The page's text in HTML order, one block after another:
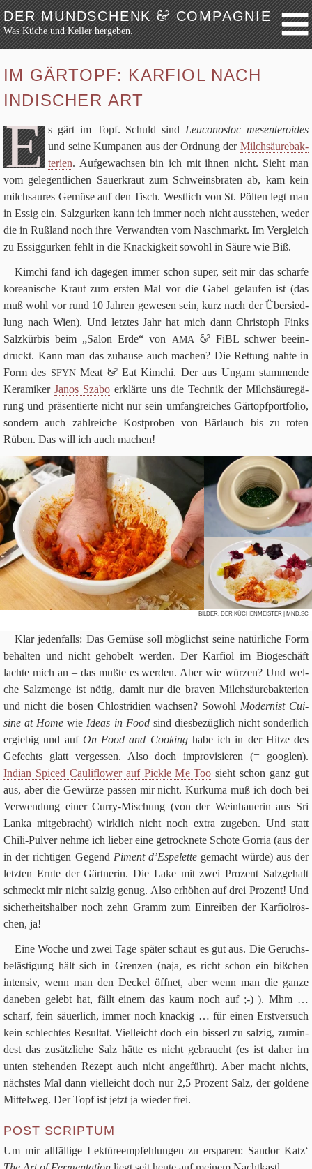
DER MUNDSCHENK&COMPAGNIE
Was Küche und Keller hergeben.
Weiter zum Inhalt
Festmahl
Küche
Keller
Lokalbesuch
Markttag
Hortikultur
Werkzeug
Bibliothek
Schaustücke
Potpourri
Rezepte
Über uns
Suchen nach:
IM GÄRTOPF: KARFIOL NACH
INDISCHER ART
E s gärt im Topf. Schuld sind Leu­co­no­stoc mes­en­te­ro­ides
und seine Kum­pa­nen aus der Ord­nung der Milch­säu­re­bak­
te­rien. Auf­ge­wach­sen bin ich mit ihnen nicht. Sieht man
vom gele­gent­li­chen Sau­er­kraut zum Schweins­bra­ten ab, kam kein
milch­sau­res Gemüse auf den Tisch. West­lich von St. Pöl­ten legt man
in Essig ein. Salz­gur­ken kann ich immer noch nicht aus­ste­hen, weder
die in Ruß­land noch ihre Ver­wand­ten vom Nasch­markt. Im Ver­gleich
zu Essig­gur­ken fehlt in die Knackig­keit sowohl in Säure wie Biß.
Kim­chi fand ich dage­gen immer schon super, seit mir das scharfe
korea­ni­sche Kraut zum ersten Mal vor die Gabel gelau­fen ist (das
muß wohl vor rund 10 Jah­ren gewe­sen sein, kurz nach der Über­sied­
lung nach Wien). Und letz­tes Jahr hat mich dann Chri­stoph Finks
Salz­kür­bis beim „Salon Erde“ von
AMA &FiBL schwer beein­
druckt. Kann man das zuhause auch machen? Die Ret­tung nahte in
Form des SFYNMeat &Eat Kim­chi. Der aus Ungarn stam­mende
Kera­mi­ker Janos Szabo erklärte uns die Tech­nik der Milch­säu­re­gä­
rung und prä­sen­tierte nicht nur sein umfang­rei­ches Gär­topf­port­fo­lio,
son­dern auch zahl­rei­che Kost­pro­ben von Bär­lauch bis zu roten
Rüben. Das will ich auch machen!
BIL­DER: DER KÜCHENMEISTER | MND.SC
Klar jeden­falls: Das Gemüse soll mög­lichst seine natür­li­che Form
behal­ten und nicht geho­belt wer­den. Der Kar­fiol im Bio­ge­schäft
lachte mich an – das mußte es wer­den. Aber wie wür­zen? Und wel­
che Salz­menge ist nötig, damit nur die bra­ven Milch­säu­re­bak­te­rien
und nicht die bösen Chlo­s­tri­dien wach­sen? Sowohl Moder­nist Cui­
sine at Home wie Ideas in Foodsind dies­be­züg­lich nicht son­der­lich
ergie­big und auf On Food and Coo­kinghabe ich in der Hitze des
Gefechts glatt ver­ges­sen. Also doch impro­vi­sie­ren (= goog­len).
Indian Spi­ced Cau­li­flower auf Pickle Me Too sieht schon ganz gut
aus, aber die Gewürze pas­sen mir nicht. Kur­kuma muß ich doch bei
Ver­wen­dung einer Curry-Mischung (von der Wein­haue­rin aus Sri
Lanka mit­ge­bracht) wirk­lich nicht noch extra zuge­ben. Und statt
Chili-Pul­ver nehme ich lie­ber eine getrock­nete Schote Gor­ria (aus der
in der rich­ti­gen Gegend Piment d’E­s­pel­ette gemacht würde) aus der
letz­ten Ernte der Gärtnerin. Die Lake mit zwei Pro­zent Salz­ge­halt
schmeckt mir nicht sal­zig genug. Also erhö­hen auf drei Pro­zent! Und
sicher­heits­hal­ber noch zehn Gramm zum Ein­rei­ben der Kar­fi­ol­rös­
chen, ja!
Eine Woche und zwei Tage spä­ter schaut es gut aus. Die Geruchs­
be­lä­sti­gung hält sich in Gren­zen (naja, es richt schon ein biß­chen
inten­siv, wenn man den Deckel öff­net, aber wenn man die ganze
dane­ben gelebt hat, fällt einem das kaum noch auf ;-) ). Mhm …
scharf, fein säu­er­lich, immer noch knackig … für einen Erst­ver­such
kein schlech­tes Resul­tat. Viel­leicht doch ein bis­serl zu sal­zig, zumin­
dest das zusätz­li­che Salz hätte es nicht gebraucht (es ist daher im
unten ste­hen­den Rezept auch nicht ange­führt). Aber macht nichts,
näch­stes Mal dann viel­leicht doch nur 2,5Pro­zent Salz, der gol­dene
Mit­tel­weg. Der Topf ist jetzt ja wie­der frei.
POST SCRIPTUM
Um mir all­fäl­lige Lek­tü­re­emp­feh­lun­gen zu erspa­ren: San­dor Katz‘